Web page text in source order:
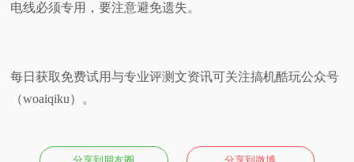
电线必须专用，要注意避免遗失。
每日获取免费试用与专业评测文资讯可关注搞机酷玩公众号
（woaiqiku）。